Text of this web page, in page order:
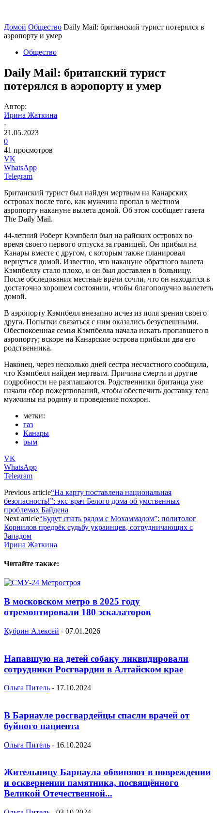
Домой Общество Daily Mail: британский турист потерялся в
аэропорту и умер
Общество
Daily Mail: британский турист
потерялся в аэропорту и умер
Автор:
Ирина Жаткина
-
21.05.2023
0
41 просмотров
VK
WhatsApp
Telegram
Британский турист был найден мертвым на Канарских
островах после того, как мужчина пропал в местном
аэропорту накануне вылета домой. Об этом сообщает газета
The Daily Mail.
44-летний Роберт Кэмпбелл был на райских островах во
время своего первого отпуска за границей. Он прибыл на
Канары вместе с другом, с которым также планировал
вернуться домой. Известно, что накануне обратного вылета
Кэмпбеллу стало плохо, и он был доставлен в больницу.
После обследования местные врачи сочли, что он находится в
достаточно хорошем состоянии, чтобы благополучно вылететь
домой.
В аэропорту Кэмпбелл внезапно исчез из поля зрения своего
друга. Попытки связаться с ним оказались безуспешными.
Обеспокоенная семья Кэмпбелла начала искать пропавшего в
аэропорту; вскоре на Канарские острова прибыли два его
родственника.
Наконец, через несколько дней сестра несчастного сообщила,
что Кэмпбелл найден мертвым. Причина смерти и другие
подробности не разглашаются. Родственники британца уже
начали сбор пожертвований, чтобы обеспечить доставку тела
мужчины на родину и проведение похорон.
метки:
газ
Канары
рым
VK
WhatsApp
Telegram
Previous article“На карту поставлена национальная
безопасность!”: экс-врач Белого дома об умственных
проблемах Байдена
Next article“Будут спать рядом с Мохаммадом”: политолог
Корнилов предрёк судьбу украинцев, сотрудничающих с
Западом
Ирина Жаткина
Читайте также:
В московском метро в 2025 году
отремонтировали 180 эскалаторов
Кубрин Алексей - 07.01.2026
Напавшую на детей собаку ликвидировали
сотрудники Росгвардии в Алтайском крае
Ольга Питель - 17.10.2024
В Барнауле росгвардейцы спасли врачей от
буйного пациента
Ольга Питель - 16.10.2024
Жительницу Барнаула обвиняют в повреждении
и осквернении памятника, посвящённого
Великой Отечественной...